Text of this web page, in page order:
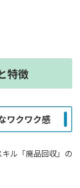
特徴
ワクワク感
ル「廃品回収」の